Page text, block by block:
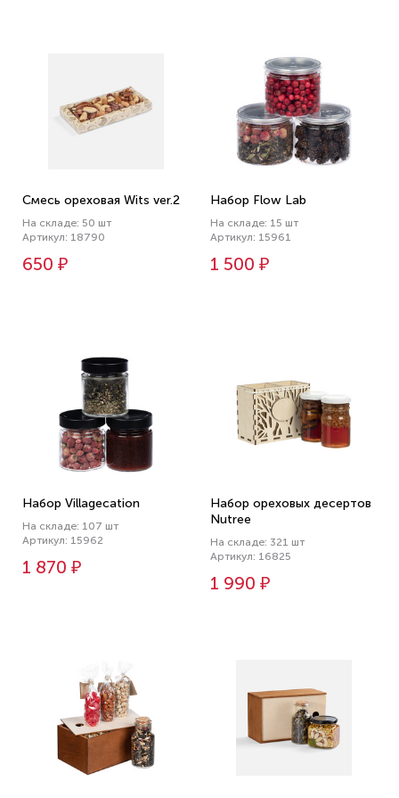
Смесь ореховая Wits ver.2
На складе: 50 шт
Артикул: 18790
650 ₽
Набор Flow Lab
На складе: 15 шт
Артикул: 15961
1 500 ₽
Набор Villagecation
На складе: 107 шт
Артикул: 15962
1 870 ₽
Набор ореховых десертов
Nutree
На складе: 321 шт
Артикул: 16825
1 990 ₽